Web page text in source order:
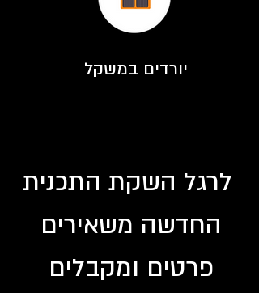
יורדים במשקל
לרגל השקת התכנית
החדשה משאירים
פרטים ומקבלים